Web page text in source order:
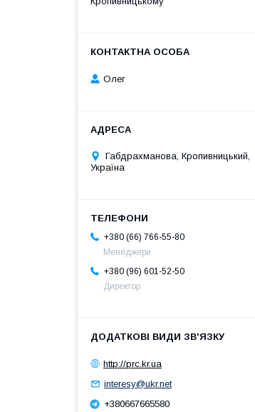
Олег
Габдрахманова, Кропивницький,
Україна
+380 (66) 766-55-80
Менеджери
+380 (96) 601-52-50
Директор
http://prc.kr.ua
interesy@ukr.net
+380667665580